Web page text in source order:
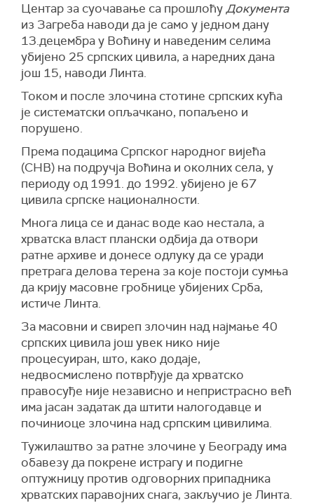
Центар за суочавање са прошлоћуДокумента
из Загреба наводи да је само у једном дану
13.децембра у Воћину и наведеним селима
убијено 25 српских цивила, а наредних дана
још 15, наводи Линта.
Током и после злочина стотине српских кућа
је систематски опљачкано, попаљено и
порушено.
Према подацима Српског народног вијећа
(СНВ) на подручја Воћина и околних села, у
периоду од 1991. до 1992. убијено је 67
цивила српске националности.
Многа лица се и данас воде као нестала, а
хрватска власт плански одбија да отвори
ратне архиве и донесе одлуку да се уради
претрага делова терена за које постоји сумња
да крију масовне гробнице убијених Срба,
истиче Линта.
За масовни и свиреп злочин над најмање 40
српских цивила још увек нико није
процесуиран, што, како додаје,
недвосмислено потврђује да хрватско
правосуђе није независно и непристрасно већ
има јасан задатак да штити налогодавце и
починиоце злочина над српским цивилима.
Тужилаштво за ратне злочине у Београду има
обавезу да покрене истрагу и подигне
оптужницу против одговорних припадника
хрватских паравојних снага, закључио је Линта.